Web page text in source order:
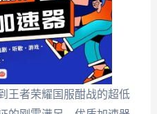
王者荣耀国服酣战的超低